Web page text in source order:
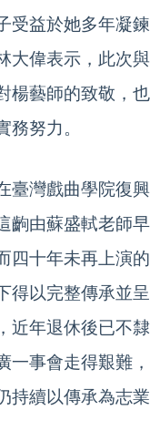
受益於她多年凝鍊
大偉表示，此次
楊藝師的致敬，
務努力。
臺灣戲曲學院復
齣由蘇盛軾老師
四十年未再上演
得以完整傳承並
近年退休後已不
一事會走得艱難
持續以傳承為志業